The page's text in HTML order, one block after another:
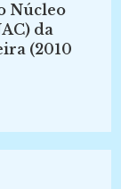
Núcleo
da
(2010